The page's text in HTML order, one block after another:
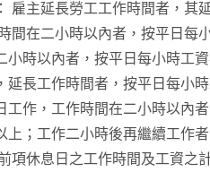
雇主延長勞工工作時間者，其
間在二小時以內者，按平日每
小時以內者，按平日每小時工
延長工作時間者，按平日每小
工作，工作時間在二小時以內
上；工作二小時後再繼續工作
項休息日之工作時間及工資之